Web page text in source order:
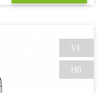
VI.
H0